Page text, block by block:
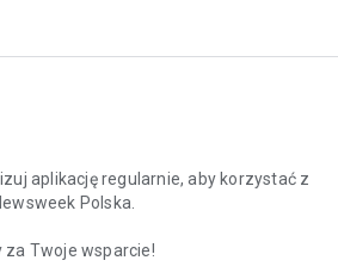
aplikację regularnie, aby korzystać z
Polska.
za Twoje wsparcie!